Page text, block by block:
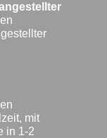
mit
in 1-2